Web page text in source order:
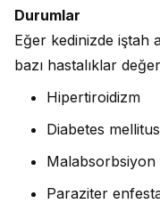
Durumlar
Eğer kedinizde iştah
bazı hastalıklar
Hipertiroidizm
Diabetes mellitus
Malabsorbsiyon
Paraziter